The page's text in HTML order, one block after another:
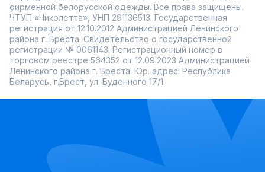
фирменной белорусской одежды. Все права защищены.
ЧТУП «Чиколетта», УНП 291136513. Государственная
регистрация от 12.10.2012 Администрацией Ленинского
района г. Бреста. Свидетельство о государственной
регистрации № 0061143. Регистрационный номер в
торговом реестре 564352 от 12.09.2023 Администрацией
Ленинского района г. Бреста. Юр. адрес: Республика
Беларусь, г.Брест, ул. Буденного 17/1.